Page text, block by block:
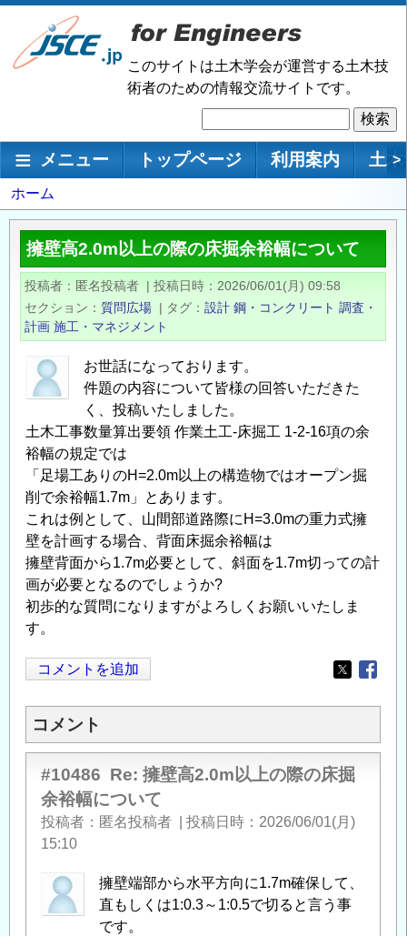
メ
ン
移
このサイトは土木学会が運営する土木技
術者のための情報交流サイトです。
索
メインナビゲーション
メニュー トップページ 利用案内 土 >
パ
ン
く
ず
ホーム
擁壁高2.0m以上の際の床掘余裕幅について
投稿者 匿名投稿者 | 投稿日時
2026/06/01(月) 09:58
セクション
質問広場 | タグ 設計 鋼・コンクリート 調査・
計画 施工・マネジメント
お世話になっております。
件題の内容について皆様の回答いただきた
く、投稿いたしました。
土木工事数量算出要領 作業土工-床掘工 1-2-16項の余
裕幅の規定では
「足場工ありのH=2.0m以上の構造物ではオープン掘
削で余裕幅1.7m」とあります。
これは例として、山間部道路際にH=3.0mの重力式擁
壁を計画する場合、背面床掘余裕幅は
擁壁背面から1.7m必要として、斜面を1.7m切っての計
画が必要となるのでしょうか?
初歩的な質問になりますがよろしくお願いいたしま
す。
コメントを追加
Opens in
コメント
#10486 Re: 擁壁高2.0m以上の際の床掘
余裕幅について
投稿者 匿名投稿者 投稿日時
2026/06/01(月)
15:10
擁壁端部から水平方向に1.7m確保して、
直もしくは1:0.3～1:0.5で切ると言う事
です。